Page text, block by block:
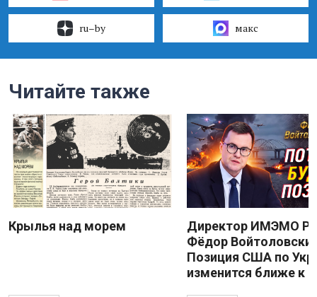
ru–by макс
Читайте также
Крылья над морем
Директор ИМЭМО
Фёдор
Позиция США по
изменится ближе к